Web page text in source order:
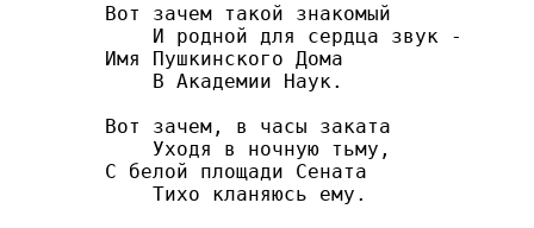
Вот зачем такой знакомый
    И родной для сердца звук -
Имя Пушкинского Дома
    В Академии Наук.
Вот зачем, в часы заката
    Уходя в ночную тьму,
С белой площади Сената